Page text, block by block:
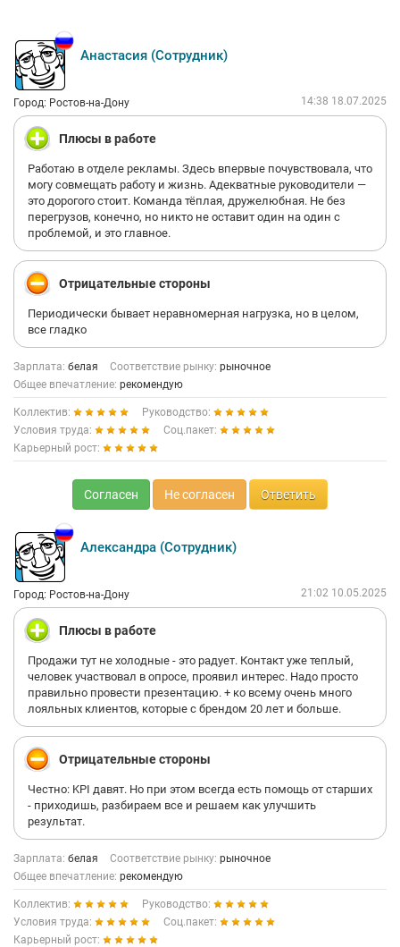
Анастасия (Сотрудник)
Город: Ростов-на-Дону 14:38 18.07.2025
Плюсы в работе
Работаю в отделе рекламы. Здесь впервые почувствовала, что
могу совмещать работу и жизнь. Адекватные руководители —
это дорогого стоит. Команда тёплая, дружелюбная. Не без
перегрузов, конечно, но никто не оставит один на один с
проблемой, и это главное.
Отрицательные стороны
Периодически бывает неравномерная нагрузка, но в целом,
все гладко
Зарплата: белая Соответствие рынку: рыночное
Общее впечатление: рекомендую
Коллектив:
Руководство:
Условия труда:
Соц.пакет:
Карьерный рост:
Согласен Не согласен Ответить
Александра (Сотрудник)
Город: Ростов-на-Дону 21:02 10.05.2025
Плюсы в работе
Продажи тут не холодные - это радует. Контакт уже теплый,
человек участвовал в опросе, проявил интерес. Надо просто
правильно провести презентацию. + ко всему очень много
лояльных клиентов, которые с брендом 20 лет и больше.
Отрицательные стороны
Честно: KPI давят. Но при этом всегда есть помощь от старших
- приходишь, разбираем все и решаем как улучшить
результат.
Зарплата: белая Соответствие рынку: рыночное
Общее впечатление: рекомендую
Коллектив:
Руководство:
Условия труда:
Соц.пакет:
Карьерный рост: